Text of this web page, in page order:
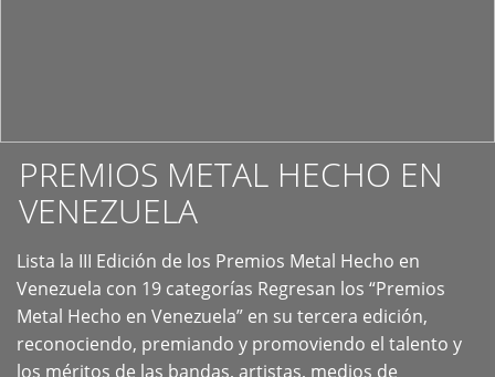
PREMIOS METAL HECHO EN
VENEZUELA
Lista la III Edición de los Premios Metal Hecho en
Venezuela con 19 categorías Regresan los “Premios
Metal Hecho en Venezuela” en su tercera edición,
reconociendo, premiando y promoviendo el talento y
los méritos de las bandas, artistas, medios de
+